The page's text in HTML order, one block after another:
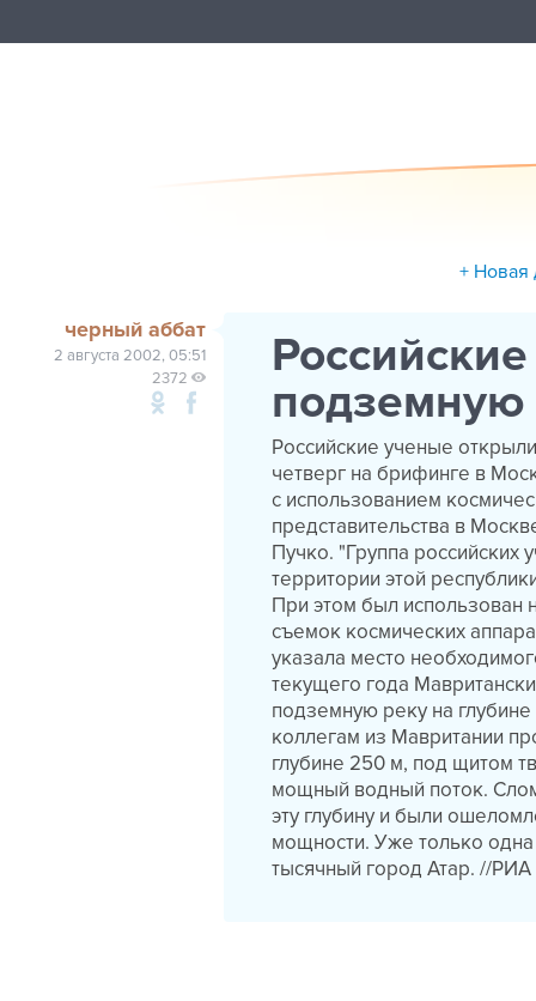
+ Новая
черный аббат
2 августа 2002, 05:51
2372
подземную
Российские ученые
четверг на брифинге в
с использованием
представительства в
Пучко. "Группа российских
территории этой
При этом был использован
съемок космических
указала место
текущего года
подземную реку на
коллегам из Мавритании
глубине 250 м, под щитом
мощный водный поток.
эту глубину и были
мощности. Уже только
тысячный город Атар. //РИА